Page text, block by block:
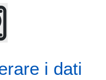
i dati